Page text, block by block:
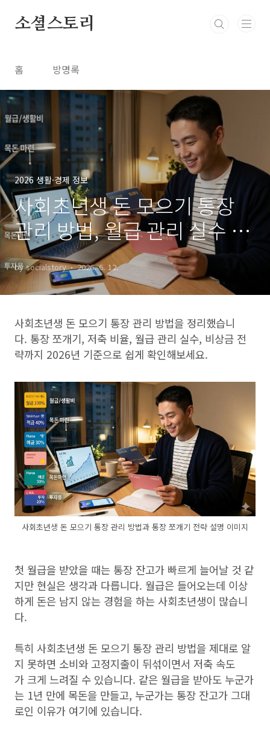
소셜스토리
홈 방명록
2026 생활·경제 정보
사회초년생 돈 모으기 통장
관리 방법, 월급 관리 실수 줄
이는 방법 반드시 체크
by socialstory 2026. 6. 12.
사회초년생 돈 모으기 통장 관리 방법을 정리했습니
다. 통장 쪼개기, 저축 비율, 월급 관리 실수, 비상금 전
략까지 2026년 기준으로 쉽게 확인해보세요.
사회초년생 돈 모으기 통장 관리 방법과 통장 쪼개기 전략 설명 이미지
첫 월급을 받았을 때는 통장 잔고가 빠르게 늘어날 것 같
지만 현실은 생각과 다릅니다. 월급은 들어오는데 이상
하게 돈은 남지 않는 경험을 하는 사회초년생이 많습니
다.
특히 사회초년생 돈 모으기 통장 관리 방법을 제대로 알
지 못하면 소비와 고정지출이 뒤섞이면서 저축 속도
가 크게 느려질 수 있습니다. 같은 월급을 받아도 누군가
는 1년 만에 목돈을 만들고, 누군가는 통장 잔고가 그대
로인 이유가 여기에 있습니다.